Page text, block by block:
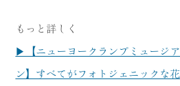
もっと詳しく
▶【ニューヨークランプミュージ
ン】すべてがフォトジェニックな